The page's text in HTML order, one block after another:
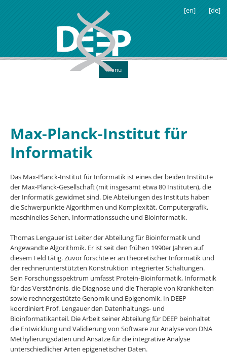
[en] [de]
Menu
Max-Planck-Institut für
Informatik
Das Max-Planck-Institut für Informatik ist eines der beiden Institute
der Max-Planck-Gesellschaft (mit insgesamt etwa 80 Instituten), die
der Informatik gewidmet sind. Die Abteilungen des Instituts haben
die Schwerpunkte Algorithmen und Komplexität, Computergrafik,
maschinelles Sehen, Informationssuche und Bioinformatik.
Thomas Lengauer ist Leiter der Abteilung für Bioinformatik und
Angewandte Algorithmik. Er ist seit den frühen 1990er Jahren auf
diesem Feld tätig. Zuvor forschte er an theoretischer Informatik und
der rechnerunterstützten Konstruktion integrierter Schaltungen.
Sein Forschungsspektrum umfasst Protein-Bioinformatik, Informatik
für das Verständnis, die Diagnose und die Therapie von Krankheiten
sowie rechnergestützte Genomik und Epigenomik. In DEEP
koordiniert Prof. Lengauer den Datenhaltungs- und
Bioinformatikanteil. Die Arbeit seiner Abteilung für DEEP beinhaltet
die Entwicklung und Validierung von Software zur Analyse von DNA
Methylierungsdaten und Ansätze für die integrative Analyse
unterschiedlicher Arten epigenetischer Daten.